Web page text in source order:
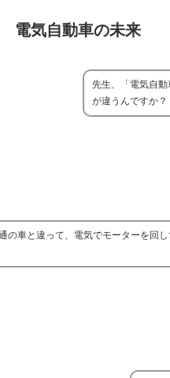
電気自動車の未来
先生、「電気自
が違うんですか？
の車と違って、電気でモーターを回